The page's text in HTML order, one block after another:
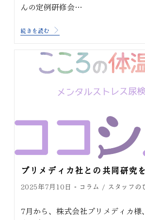
んの定例研修会…
続きを読む
プリメディカ社との共同研究
2025年7月10日 コラム / スタッフの
7月から、株式会社プリメディカ様